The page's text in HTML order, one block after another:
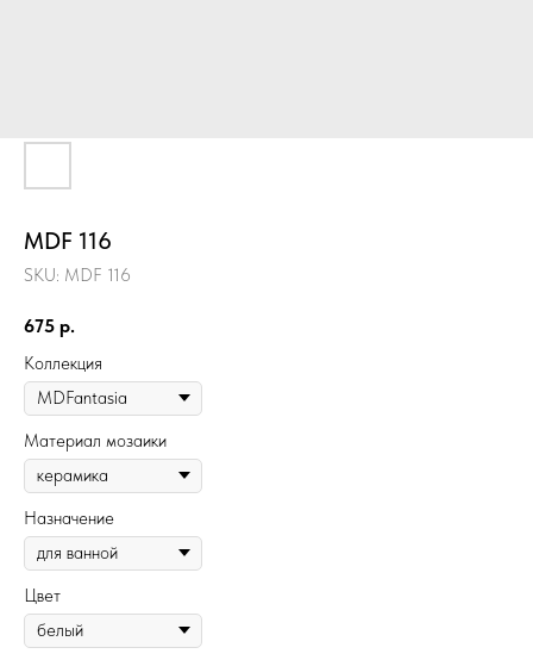
MDF 116
SKU: MDF 116
675 р.
Коллекция
Материал мозаики
Назначение
Цвет